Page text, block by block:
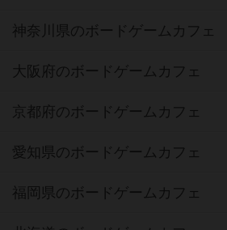
神奈川県のボードゲームカフェ
大阪府のボードゲームカフェ
京都府のボードゲームカフェ
愛知県のボードゲームカフェ
福岡県のボードゲームカフェ